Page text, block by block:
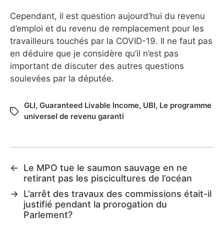
Cependant, il est question aujourd’hui du revenu
d’emploi et du revenu de remplacement pour les
travailleurs touchés par la COVID-19. Il ne faut pas
en déduire que je considère qu’il n’est pas
important de discuter des autres questions
soulevées par la députée.
GLI, Guaranteed Livable Income, UBI, Le programme
universel de revenu garanti
←
Le MPO tue le saumon sauvage en ne
retirant pas les piscicultures de l’océan
→ L’arrêt des travaux des commissions était-il
justifié pendant la prorogation du
Parlement?